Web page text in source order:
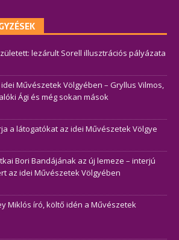
lezárult Sorell illusztrációs pályázata
Művészetek Völgyében – Gryllus Vilmos,
Ági és még sokan mások
a látogatókat az idei Művészetek Völgye
Bori Bandájának az új lemeze – interjú
az idei Művészetek Völgyében
Miklós író, költő idén a Művészetek